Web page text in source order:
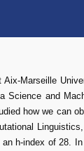
Marseille
Science and
how we can
h-index of 28.